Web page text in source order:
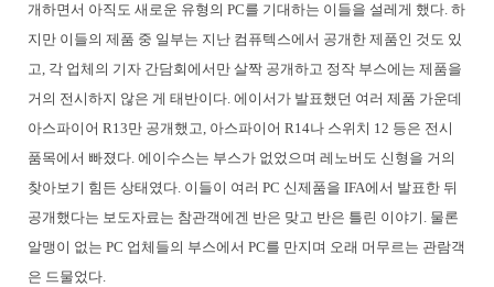
개하면서 아직도 새로운 유형의 PC를 기대하는 이들을 설레게 했다. 하
지만 이들의 제품 중 일부는 지난 컴퓨텍스에서 공개한 제품인 것도 있
고, 각 업체의 기자 간담회에서만 살짝 공개하고 정작 부스에는 제품을
거의 전시하지 않은 게 태반이다. 에이서가 발표했던 여러 제품 가운데
아스파이어 R13만 공개했고, 아스파이어 R14나 스위치 12 등은 전시
품목에서 빠졌다. 에이수스는 부스가 없었으며 레노버도 신형을 거의
찾아보기 힘든 상태였다. 이들이 여러 PC 신제품을 IFA에서 발표한 뒤
공개했다는 보도자료는 참관객에겐 반은 맞고 반은 틀린 이야기. 물론
알맹이 없는 PC 업체들의 부스에서 PC를 만지며 오래 머무르는 관람객
은 드물었다.